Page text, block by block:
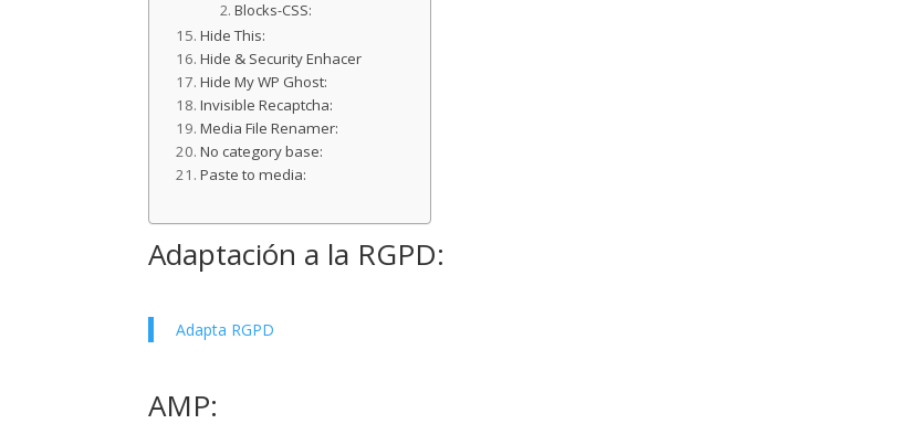
Blocks-CSS:
Hide This:
Hide & Security Enhacer
Hide My WP Ghost:
Invisible Recaptcha:
Media File Renamer:
No category base:
Paste to media:
Adaptación a la RGPD:
Adapta RGPD
AMP: